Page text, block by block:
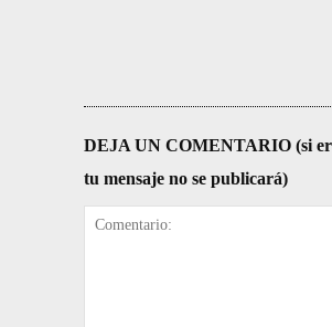
DEJA UN COMENTARIO (si
tu mensaje no se publicará)